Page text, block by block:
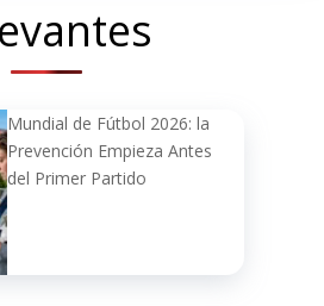
Mundial de Fútbol 2026: la
Prevención Empieza Antes
del Primer Partido